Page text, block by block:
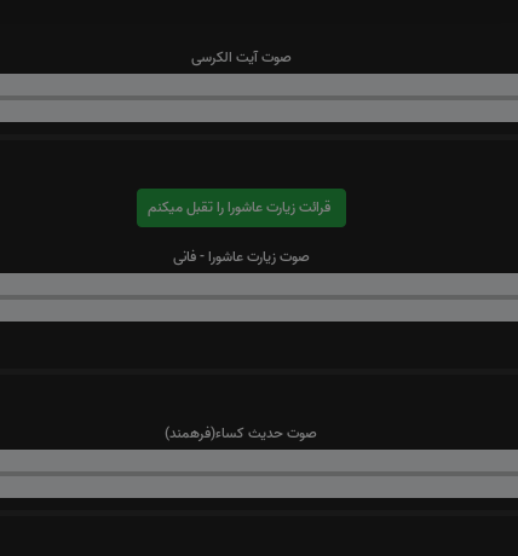
صوت آیت الکرسی
قرائت زیارت عاشورا را تقبل میکنم
صوت زیارت عاشورا - فانی
صوت حدیث کساء(فرهمند)